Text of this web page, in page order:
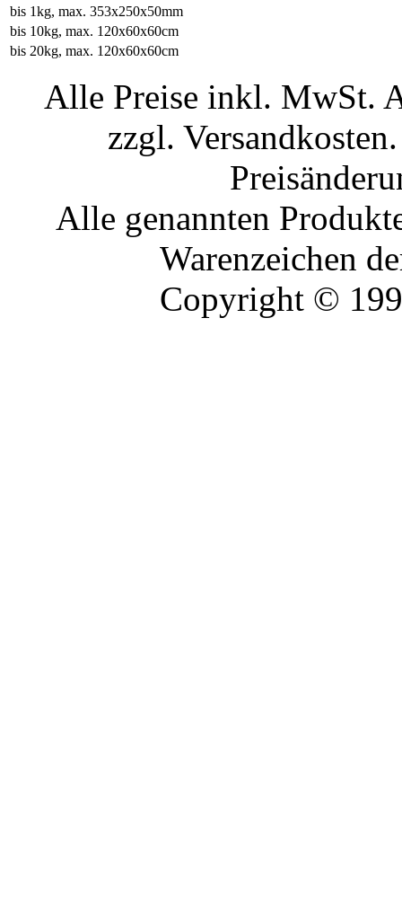
bis 1kg, max. 353x250x50mm
bis 10kg, max. 120x60x60cm
bis 20kg, max. 120x60x60cm
Alle Preise inkl. MwSt.
zzgl.
Alle genannten
Warenzeichen
Copyright ©